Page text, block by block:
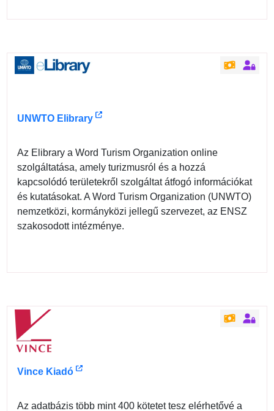
UNWTO Elibrary
Az Elibrary a Word Turism Organization online
szolgáltatása, amely turizmusról és a hozzá
kapcsolódó területekről szolgáltat átfogó információkat
és kutatásokat. A Word Turism Organization (UNWTO)
nemzetközi, kormányközi jellegű szervezet, az ENSZ
szakosodott intézménye.
Vince Kiadó
Az adatbázis több mint 400 kötetet tesz elérhetővé a